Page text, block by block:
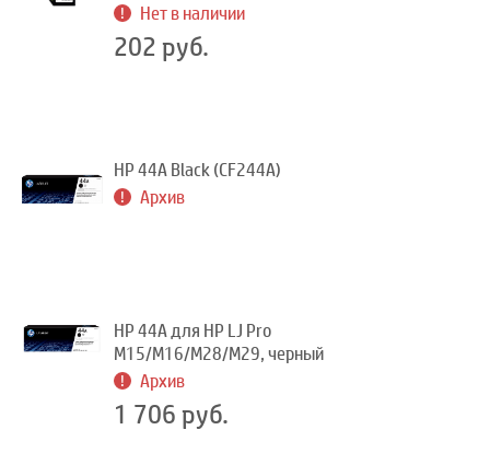
Нет в наличии
202 руб.
HP 44A Black (CF244A)
Архив
HP 44A для HP LJ Pro
M15/M16/M28/M29, черный
Архив
1 706 руб.